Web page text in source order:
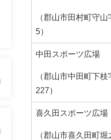
（郡山市田村町守
5）
中田スポーツ広場
（郡山市中田町下枝
227）
喜久田スポーツ広場
（郡山市喜久田町